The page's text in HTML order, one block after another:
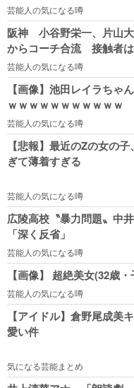
芸能人の気になる噂
阪神 小谷野栄一、片山
からコーチ合流 接触者
芸能人の気になる噂
【画像】池田レイラちゃ
ｗｗｗｗｗｗｗｗｗｗｗ
芸能人の気になる噂
【悲報】最近のZの女の
ぎて薄着すぎる
芸能人の気になる噂
広陵高校〝暴力問題〟中
「深く反省」
芸能人の気になる噂
【画像】 超絶美女(32歳
芸能人の気になる噂
【アイドル】倉野尾成美
愛い件
気になる芸能まとめ